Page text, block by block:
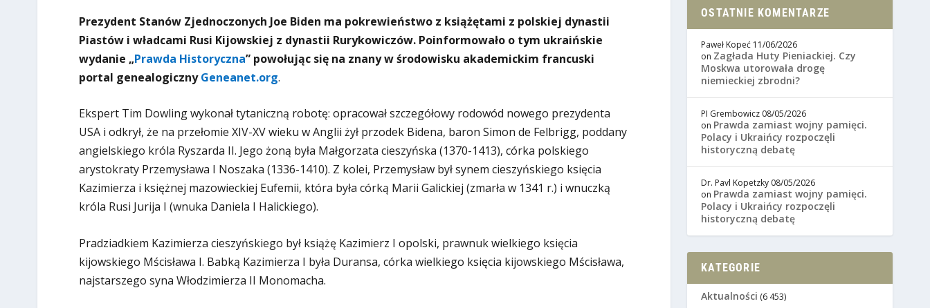
Prezydent Stanów Zjednoczonych Joe Biden ma pokrewieństwo z książętami z polskiej dynastii
Piastów i władcami Rusi Kijowskiej z dynastii Rurykowiczów. Poinformowało o tym ukraińskie
wydanie „Prawda Historyczna” powołując się na znany w środowisku akademickim francuski
portal genealogicznyGeneanet.org.
Ekspert Tim Dowling wykonał tytaniczną robotę: opracował szczegółowy rodowód nowego prezydenta
USA i odkrył, że na przełomie XIV-XV wieku w Anglii żył przodek Bidena, baron Simon de Felbrigg, poddany
angielskiego króla Ryszarda II. Jego żoną była Małgorzata cieszyńska (1370-1413), córka polskiego
arystokraty Przemysława I Noszaka (1336-1410). Z kolei, Przemysław był synem cieszyńskiego księcia
Kazimierza i księżnej mazowieckiej Eufemii, która była córką Marii Galickiej (zmarła w 1341 r.) i wnuczką
króla Rusi Jurija I (wnuka Daniela I Halickiego).
Pradziadkiem Kazimierza cieszyńskiego był książę Kazimierz I opolski, prawnuk wielkiego księcia
kijowskiego Mścisława I. Babką Kazimierza I była Duransa, córka wielkiego księcia kijowskiego Mścisława,
najstarszego syna Włodzimierza II Monomacha.
OSTATNIE KOMENTARZE
Paweł Kopeć 11/06/2026
on Zagłada Huty Pieniackiej. Czy
Moskwa utorowała drogę
niemieckiej zbrodni?
PI Grembowicz 08/05/2026
on Prawda zamiast wojny pamięci.
Polacy i Ukraińcy rozpoczęli
historyczną debatę
Dr. Pavl Kopetzky 08/05/2026
on Prawda zamiast wojny pamięci.
Polacy i Ukraińcy rozpoczęli
historyczną debatę
KATEGORIE
Aktualności (6 453)